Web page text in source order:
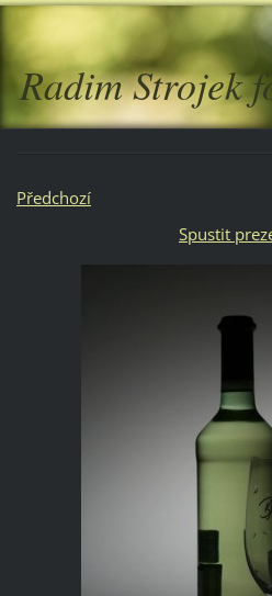
Radim Strojek
Předchozí
Spustit